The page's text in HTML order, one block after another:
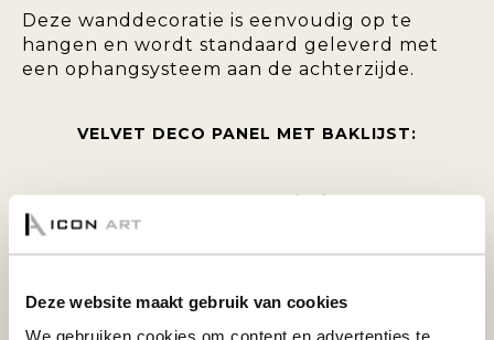
Deze website maakt gebruik van cookies
We gebruiken cookies om content en advertenties te
Deze wanddecoratie is eenvoudig op te
hangen en wordt standaard geleverd met
een ophangsysteem aan de achterzijde.
VELVET DECO PANEL MET BAKLIJST:
interieur met een velvet deco panel.
Deze bijzondere wanddecoratie
fluweelachtige toplaag die zorgt voor een